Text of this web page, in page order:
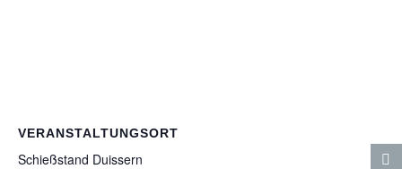
VERANSTALTUNGSORT
Schieß­stand Duissern